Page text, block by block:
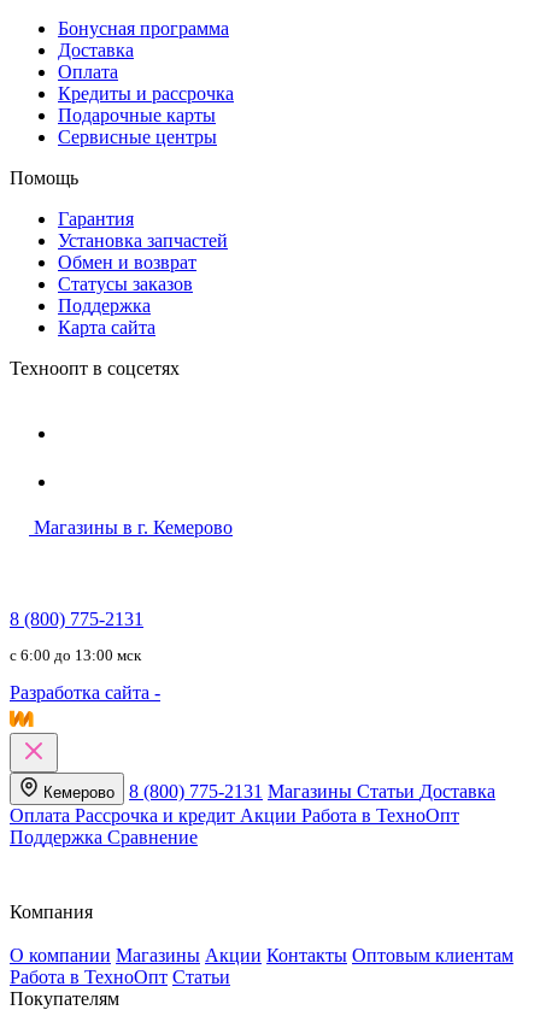
Бонусная программа
Доставка
Оплата
Кредиты и рассрочка
Подарочные карты
Сервисные центры
Помощь
Гарантия
Установка запчастей
Обмен и возврат
Статусы заказов
Поддержка
Карта сайта
Техноопт в соцсетях
Магазины в г. Кемерово
8 (800) 775-2131
c 6:00 до 13:00 мск
Разработка сайта -
Кемерово 8 (800) 775-2131 Магазины Статьи Доставка
Оплата Рассрочка и кредит Акции Работа в ТехноОпт
Поддержка Сравнение
Компания
О компании Магазины Акции Контакты Оптовым клиентам
Работа в ТехноОпт Статьи
Покупателям